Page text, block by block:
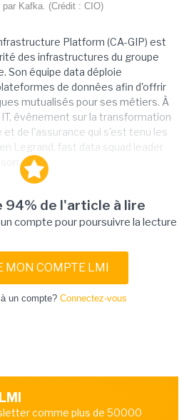
par Kafka. (Crédit : CIO)
Platform (CA-GIP) est
des infrastructures du groupe
Son équipe data déploie
de données afin d'offrir
mutualisés pour ses métiers. À
IT, événement sur la transformation
et de l'assurance qui s'est tenu les
Legrand, fast data squad leader
94% de l'article à lire
compte pour poursuivre la lecture
MON COMPTE LMI
un compte? Connectez-vous
comme plus de 50000